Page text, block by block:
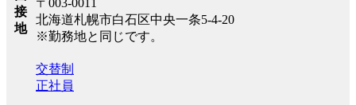
接
地
〒003-0011
北海道札幌市白石区中央一条5-4-20
※勤務地と同じです。
交替制
正社員